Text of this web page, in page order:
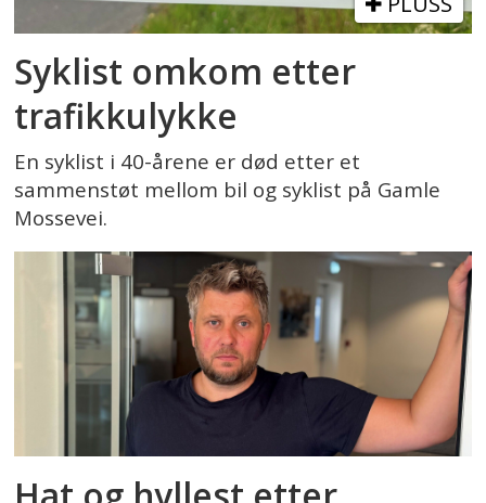
Syklist omkom etter
trafikkulykke
En syklist i 40-årene er død etter et
sammenstøt mellom bil og syklist på Gamle
Mossevei.